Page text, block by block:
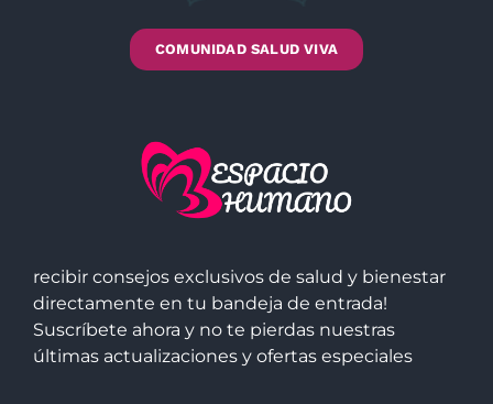
COMUNIDAD SALUD VIVA
recibir consejos exclusivos de salud y bienestar
directamente en tu bandeja de entrada!
Suscríbete ahora y no te pierdas nuestras
últimas actualizaciones y ofertas especiales